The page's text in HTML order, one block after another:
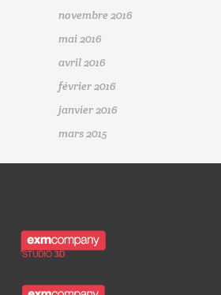
novembre 2016
mai 2016
avril 2016
février 2016
janvier 2016
mars 2015